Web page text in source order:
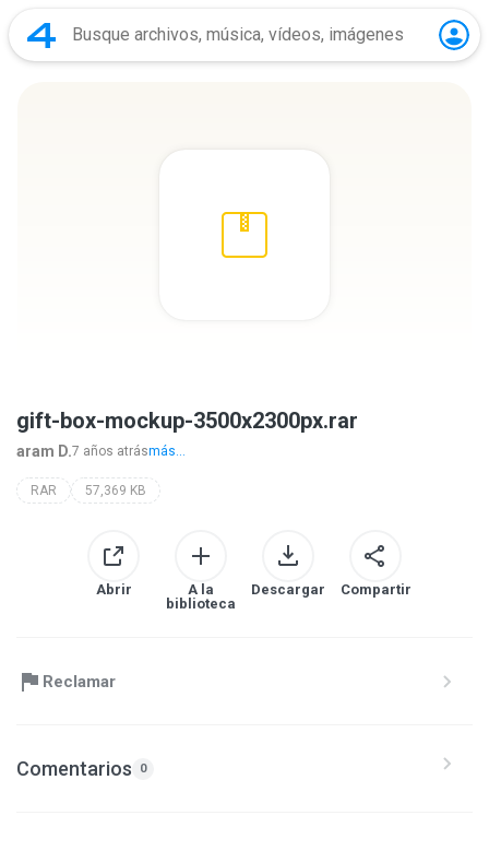
gift-box-mockup-3500x2300px.rar
aram D.7 años atrásmás...
RAR 57,369 KB
Abrir
A la
biblioteca
Descargar Compartir
Reclamar
Comentarios 0